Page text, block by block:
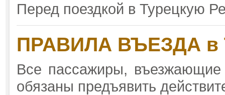
Перед поездкой в Турецкую
ПРАВИЛА ВЪЕЗДА в
Все пассажиры,
обязаны предъявить